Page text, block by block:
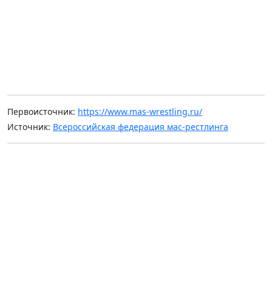
Первоисточник: https://www.mas-wrestling.ru/
Источник: Всероссийская федерация мас-рестлинга